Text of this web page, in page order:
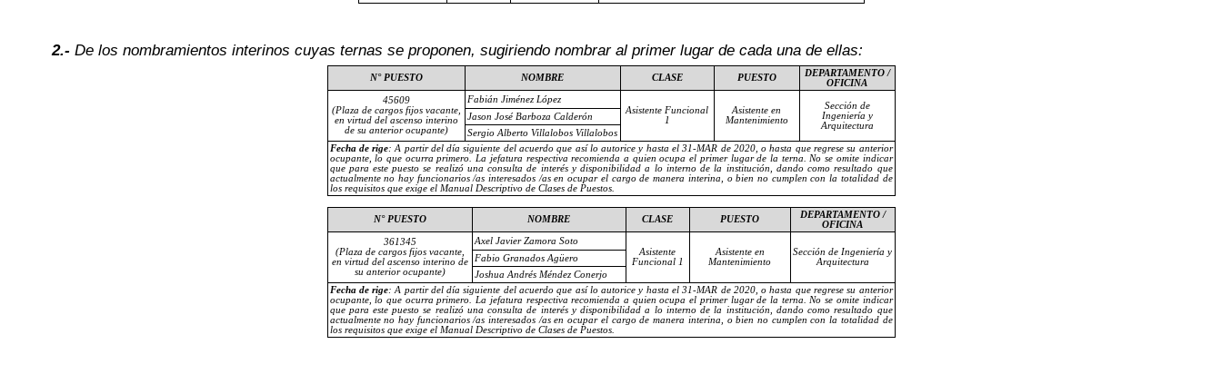
2.- De los nombramientos interinos cuyas ternas se proponen, sugiriendo nombrar al primer lugar de cada una de ellas:
N° PUESTO NOMBRE CLASE PUESTO
DEPARTAMENTO /
OFICINA
45609
(Plaza de cargos fijos vacante,
en virtud del ascenso interino
de su anterior ocupante)
Fabián Jiménez López
Asistente Funcional
1
Asistente en
Mantenimiento
Sección de
Ingeniería y
Arquitectura
Jason José Barboza Calderón
Sergio Alberto Villalobos Villalobos
Fecha de rige:A partir del día siguiente del acuerdo que así lo autorice y hasta el 31-MAR de 2020, o hasta que regrese su anterior
ocupante, lo que ocurra primero
La jefatura respectiva recomienda a quien ocupa el primer lugar de la terna. No se omite indicar
que para este puesto se realizó una consulta de interés y disponibilidad a lo interno de la institución, dando como resultado que
actualmente no hay funcionarios /as interesados /as en ocupar el cargo de manera interina, o bien no cumplen con la totalidad de
los requisitos que exige el Manual Descriptivo de Clases de Puestos.
N° PUESTO NOMBRE CLASE PUESTO
DEPARTAMENTO /
OFICINA
361345
(Plaza de cargos fijos vacante,
en virtud del ascenso interino de
su anterior ocupante)
Axel Javier Zamora Soto
Asistente
Funcional 1
Asistente en
Mantenimiento
Sección de Ingeniería y
Arquitectura
Fabio Granados Agüero
Joshua Andrés Méndez Conerjo
Fecha de rige:A partir del día siguiente del acuerdo que así lo autorice y hasta el 31-MAR de 2020, o hasta que regrese su anterior
ocupante, lo que ocurra primero
La jefatura respectiva recomienda a quien ocupa el primer lugar de la terna. No se omite indicar
que para este puesto se realizó una consulta de interés y disponibilidad a lo interno de la institución, dando como resultado que
actualmente no hay funcionarios /as interesados /as en ocupar el cargo de manera interina, o bien no cumplen con la totalidad de
los requisitos que exige el Manual Descriptivo de Clases de Puestos.